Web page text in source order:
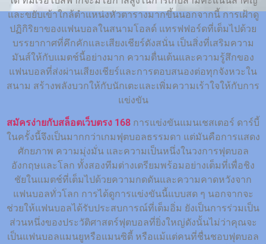
และขยับเข้าใกล้ตำแหน่งหัวตารางมากขึ้นนอกจากนี้ การเฝ้าดู
ปฏิกิริยาของแฟนบอลในสนามโอลด์ แทรฟฟอร์ดที่เต็มไปด้วย
บรรยากาศที่คึกคักและเสียงเชียร์ดังสนั่น เป็นสิ่งที่เสริมความ
มันส์ให้กับแมตช์นี้อย่างมาก ความตื่นเต้นและความรู้สึกของ
แฟนบอลที่ส่งผ่านเสียงเชียร์และการตอบสนองต่อทุกจังหวะใน
สนาม สร้างพลังบวกให้กับนักเตะและเพิ่มความเร้าใจให้กับการ
แข่งขัน
สมัครง่ายกับสล็อตเว็บตรง 168 การแข่งขันแมนเชสเตอร์ ดาร์บี้
ในครั้งนี้จึงเป็นมากกว่าเกมฟุตบอลธรรมดา แต่มันคือการแสดง
ศักยภาพ ความมุ่งมั่น และความเป็นหนึ่งในวงการฟุตบอล
อังกฤษและโลก ทั้งสองทีมต่างเตรียมพร้อมอย่างเต็มที่เพื่อชิง
ชัยในแมตช์ที่เต็มไปด้วยความกดดันและความคาดหวังจาก
แฟนบอลทั่วโลก การได้ดูการแข่งขันนี้แบบสด ๆ นอกจากจะ
ช่วยให้แฟนบอลได้รับประสบการณ์ที่เต็มอิ่ม ยังเป็นการร่วมเป็น
ส่วนหนึ่งของประวัติศาสตร์ฟุตบอลที่ยิ่งใหญ่ดังนั้นไม่ว่าคุณจะ
เป็นแฟนบอลแมนยูหรือแมนซิตี้ หรือแม้แต่คนที่ชื่นชอบฟุตบอล